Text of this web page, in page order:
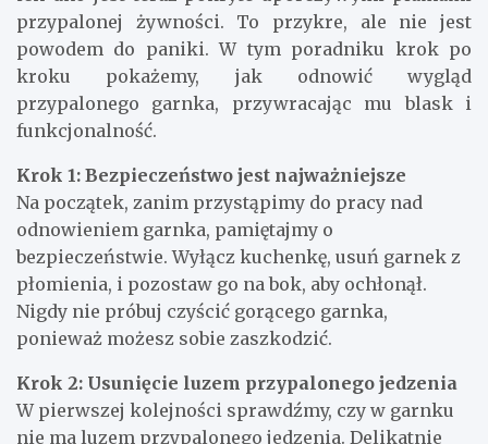
przypalonej żywności. To przykre, ale nie jest
powodem do paniki. W tym poradniku krok po
kroku pokażemy, jak odnowić wygląd
przypalonego garnka, przywracając mu blask i
funkcjonalność.
Krok 1: Bezpieczeństwo jest najważniejsze
Na początek, zanim przystąpimy do pracy nad
odnowieniem garnka, pamiętajmy o
bezpieczeństwie. Wyłącz kuchenkę, usuń garnek z
płomienia, i pozostaw go na bok, aby ochłonął.
Nigdy nie próbuj czyścić gorącego garnka,
ponieważ możesz sobie zaszkodzić.
Krok 2: Usunięcie luzem przypalonego jedzenia
W pierwszej kolejności sprawdźmy, czy w garnku
nie ma luzem przypalonego jedzenia. Delikatnie